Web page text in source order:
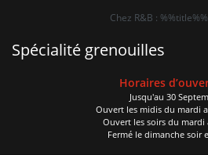
Chez R&B :
Spécialité grenouilles
Horaires
Jusqu'au 30
Ouvert les midis du mardi
Ouvert les soirs du mardi
Fermé le dimanche soir